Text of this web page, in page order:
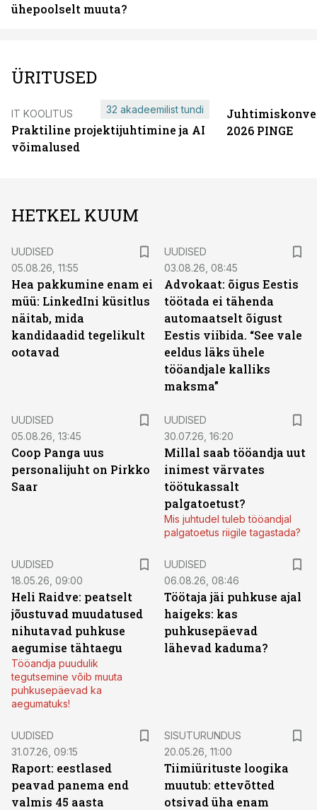
ühepoolselt muuta?
ÜRITUSED
IT KOOLITUS
Praktiline projektijuhtimine ja AI
võimalused
32 akadeemilist tundi
2026 PINGE
HETKEL KUUM
UUDISED
05.08.26, 11:55
Hea pakkumine enam ei
müü: LinkedIni küsitlus
näitab, mida
kandidaadid tegelikult
ootavad
UUDISED
03.08.26, 08:45
Advokaat: õigus Eestis
töötada ei tähenda
automaatselt õigust
Eestis viibida. “See vale
eeldus läks ühele
tööandjale kalliks
maksma”
UUDISED
05.08.26, 13:45
Coop Panga uus
personalijuht on Pirkko
Saar
UUDISED
30.07.26, 16:20
Millal saab tööandja uut
inimest värvates
töötukassalt
palgatoetust?
Mis juhtudel tuleb tööandjal
palgatoetus riigile tagastada?
UUDISED
18.05.26, 09:00
Heli Raidve: peatselt
jõustuvad muudatused
nihutavad puhkuse
aegumise tähtaegu
Tööandja puudulik
tegutsemine võib muuta
puhkusepäevad ka
aegumatuks!
UUDISED
06.08.26, 08:46
Töötaja jäi puhkuse ajal
haigeks: kas
puhkusepäevad
lähevad kaduma?
UUDISED
31.07.26, 09:15
Raport: eestlased
peavad panema end
valmis 45 aasta
SISUTURUNDUS
20.05.26, 11:00
Tiimiürituste loogika
muutub: ettevõtted
otsivad üha enam